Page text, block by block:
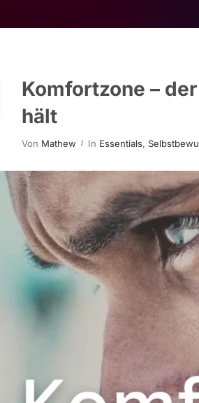
Komfortzone –
hält
Von Mathew In Essentials,